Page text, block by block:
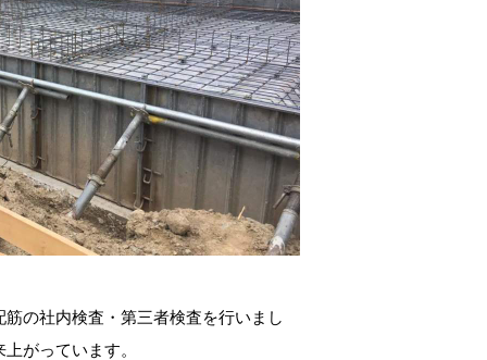
の社内検査・第三者検査を行いまし
がっています。